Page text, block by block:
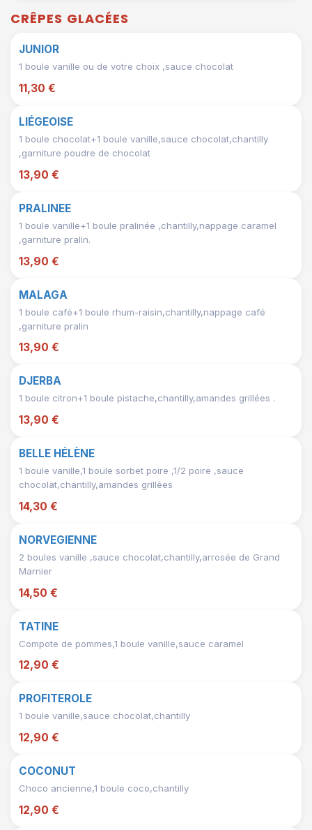
CRÊPES GLACÉES
JUNIOR
1 boule vanille ou de votre choix ,sauce chocolat
11,30 €
LIÉGEOISE
1 boule chocolat+1 boule vanille,sauce chocolat,chantilly
,garniture poudre de chocolat
13,90 €
PRALINEE
1 boule vanille+1 boule pralinée ,chantilly,nappage caramel
,garniture pralin.
13,90 €
MALAGA
1 boule café+1 boule rhum-raisin,chantilly,nappage café
,garniture pralin
13,90 €
DJERBA
1 boule citron+1 boule pistache,chantilly,amandes grillées .
13,90 €
BELLE HÉLÈNE
1 boule vanille,1 boule sorbet poire ,1/2 poire ,sauce
chocolat,chantilly,amandes grillées
14,30 €
NORVEGIENNE
2 boules vanille ,sauce chocolat,chantilly,arrosée de Grand
Marnier
14,50 €
TATINE
Compote de pommes,1 boule vanille,sauce caramel
12,90 €
PROFITEROLE
1 boule vanille,sauce chocolat,chantilly
12,90 €
COCONUT
Choco ancienne,1 boule coco,chantilly
12,90 €